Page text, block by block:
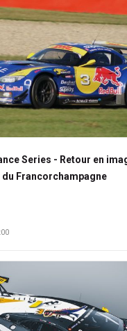
Series - Retour en
du Francorchampagne